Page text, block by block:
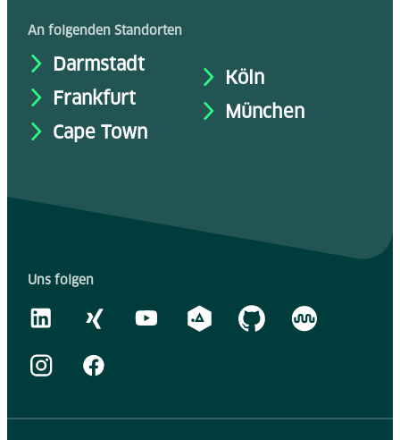
An folgenden Standorten
Darmstadt
Frankfurt
Cape Town
Köln
München
Uns folgen